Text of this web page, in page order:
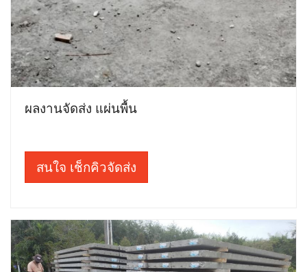
ผลงานจัดส่ง แผ่นพื้น
สนใจ เช็กคิวจัดส่ง